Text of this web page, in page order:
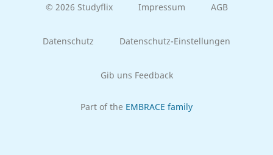
© 2026 Studyflix Impressum AGB
Datenschutz Datenschutz-Einstellungen
Gib uns Feedback
Part of the EMBRACE family